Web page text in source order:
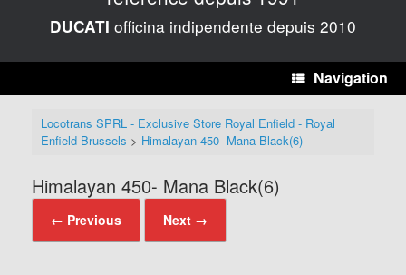
DUCATI officina indipendente depuis 2010
Navigation
Locotrans SPRL - Exclusive Store Royal Enfield - Royal
Enfield Brussels > Himalayan 450- Mana Black(6)
Himalayan 450- Mana Black(6)
← Previous Next →